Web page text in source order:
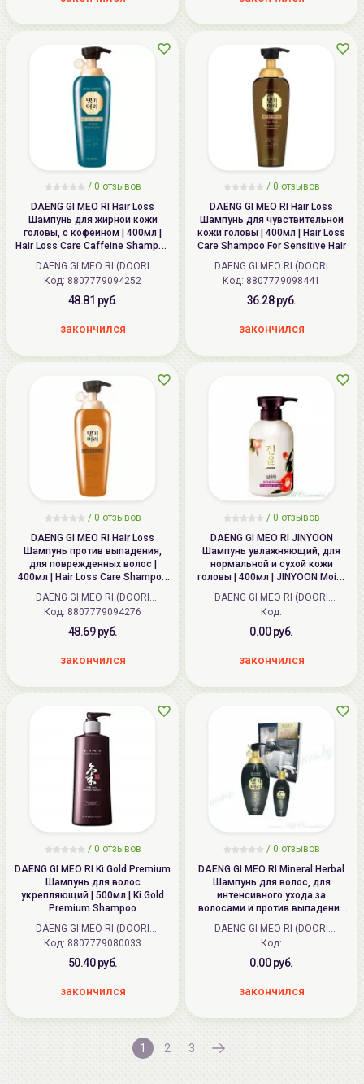
/ 0 отзывов
DAENG GI MEO RI Hair Loss
Шампунь для жирной кожи
головы, с кофеином | 400мл |
Hair Loss Care Caffeine Shampoo
For Oily Hair
DAENG GI MEO RI (DOORI
Cosmetics) (Корея)
Код: 8807779094252
48.81 руб.
закончился
/ 0 отзывов
DAENG GI MEO RI Hair Loss
Шампунь для чувствительной
кожи головы | 400мл | Hair Loss
Care Shampoo For Sensitive Hair
DAENG GI MEO RI (DOORI
Cosmetics) (Корея)
Код: 8807779098441
36.28 руб.
закончился
/ 0 отзывов
DAENG GI MEO RI Hair Loss
Шампунь против выпадения,
для поврежденных волос |
400мл | Hair Loss Care Shampoo
For Damaged Hair
DAENG GI MEO RI (DOORI
Cosmetics) (Корея)
Код: 8807779094276
48.69 руб.
закончился
/ 0 отзывов
DAENG GI MEO RI JINYOON
Шампунь увлажняющий, для
нормальной и сухой кожи
головы | 400мл | JINYOON Moist
Shampoo, For Normal and Dry
Scalp
DAENG GI MEO RI (DOORI
Cosmetics) (Корея)
Код:
0.00 руб.
закончился
/ 0 отзывов
DAENG GI MEO RI Ki Gold Premium
Шампунь для волос
укрепляющий | 500мл | Ki Gold
Premium Shampoo
DAENG GI MEO RI (DOORI
Cosmetics) (Корея)
Код: 8807779080033
50.40 руб.
закончился
/ 0 отзывов
DAENG GI MEO RI Mineral Herbal
Шампунь для волос, для
интенсивного ухода за
волосами и против выпадения
волос (набор) | 500мл+145мл |
Mineral Herbal Shampoo (SET)
DAENG GI MEO RI (DOORI
Cosmetics) (Корея)
Код:
0.00 руб.
закончился
1 2 3